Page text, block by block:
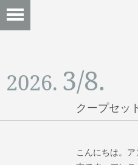
2026. 3/8.
クープセッ
こんにちは。